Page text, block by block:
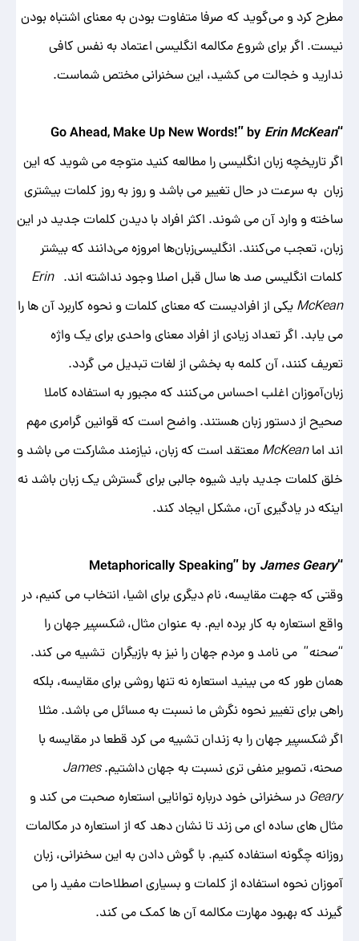
مطرح کرد و می‌گوید که صرفا متفاوت بودن به معنای اشتباه بودن
نیست. اگر برای شروع مکالمه انگلیسی اعتماد به نفس کافی
ندارید و خجالت می کشید، این سخنرانی مختص شماست.
“Go Ahead, Make Up New Words!” by
Erin McKean
اگر تاریخچه زبان انگلیسی را مطالعه کنید متوجه می شوید که این
زبان به ‌سرعت در حال تغییر می باشد و روز به روز کلمات بیشتری
ساخته و وارد آن می شوند. اکثر افراد با دیدن کلمات جدید در این
زبان، تعجب می‌کنند. انگلیسی‌زبان‌ها امروزه می‌دانند که بیشتر
کلمات انگلیسی صد ها سال قبل اصلا وجود نداشته ‌اند. Erin
McKeanیکی از افرادیست که معنای کلمات و نحوه کاربرد آن ‌ها را
می ‌یابد. اگر تعداد زیادی از افراد معنای واحدی برای یک واژه
تعریف کنند، آن کلمه به بخشی از لغات تبدیل می گردد.
زبان‌آموزان اغلب احساس می‌کنند که مجبور به استفاده کاملا
صحیح از دستور زبان هستند. واضح است که قوانین گرامری مهم
‌اند اماMcKeanمعتقد است که زبان، نیازمند مشارکت می باشد و
خلق کلمات جدید باید شیوه جالبی برای گسترش یک زبان باشد نه
اینکه در یادگیری آن، مشکل ایجاد کند.
“Metaphorically Speaking” by
James Geary
وقتی که جهت مقایسه، نام دیگری برای اشیا، انتخاب می ‌کنیم، در
واقع استعاره به کار برده ‌ایم. به عنوان مثال،شکسپیرجهان را
“صحنه” می ‌نامد و مردم جهان را نیز به بازیگران تشبیه می کند.
همان ‌طور که می‌ بینید استعاره نه ‌تنها روشی برای مقایسه، بلکه
راهی برای تغییر نحوه نگرش ما نسبت به مسائل می باشد. مثلا
اگرشکسپیرجهان را به زندان تشبیه می ‌کرد قطعا در مقایسه با
صحنه، تصویر منفی ‌تری نسبت به جهان داشتیم.James
Geary در سخنرانی خود درباره توانایی استعاره صحبت می‌ کند و
مثال ‌های ساده ای می‌ زند تا نشان دهد که از استعاره در مکالمات
روزانه چگونه استفاده کنیم. با گوش دادن به این سخنرانی، زبان
آموزان نحوه استفاده از کلمات و بسیاری اصطلاحات مفید را می
گیرند که بهبود مهارت مکالمه آن ها کمک می کند.